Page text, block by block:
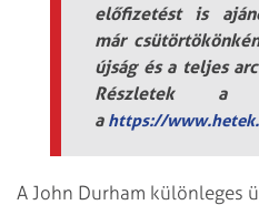
előfizetést is
már
újság és a teljes
Részletek a
a https://
A John Durham különleges